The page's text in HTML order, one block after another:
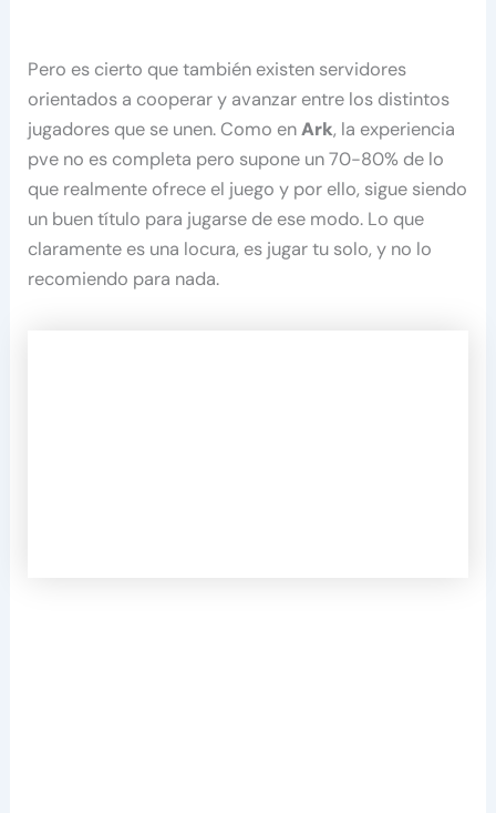
Pero es cierto que también existen servidores
orientados a cooperar y avanzar entre los distintos
jugadores que se unen. Como enArk, la experiencia
pve no es completa pero supone un 70-80% de lo
que realmente ofrece el juego y por ello, sigue siendo
un buen título para jugarse de ese modo. Lo que
claramente es una locura, es jugar tu solo, y no lo
recomiendo para nada.